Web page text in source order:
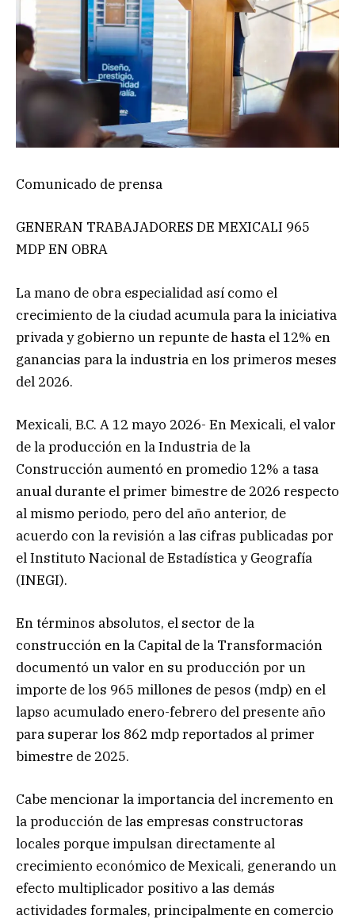
Comunicado de prensa
GENERAN TRABAJADORES DE MEXICALI 965
MDP EN OBRA
La mano de obra especialidad así como el
crecimiento de la ciudad acumula para la iniciativa
privada y gobierno un repunte de hasta el 12% en
ganancias para la industria en los primeros meses
del 2026.
Mexicali, B.C. A 12 mayo 2026- En Mexicali, el valor
de la producción en la Industria de la
Construcción aumentó en promedio 12% a tasa
anual durante el primer bimestre de 2026 respecto
al mismo periodo, pero del año anterior, de
acuerdo con la revisión a las cifras publicadas por
el Instituto Nacional de Estadística y Geografía
(INEGI).
En términos absolutos, el sector de la
construcción en la Capital de la Transformación
documentó un valor en su producción por un
importe de los 965 millones de pesos (mdp) en el
lapso acumulado enero-febrero del presente año
para superar los 862 mdp reportados al primer
bimestre de 2025.
Cabe mencionar la importancia del incremento en
la producción de las empresas constructoras
locales porque impulsan directamente al
crecimiento económico de Mexicali, generando un
efecto multiplicador positivo a las demás
actividades formales, principalmente en comercio